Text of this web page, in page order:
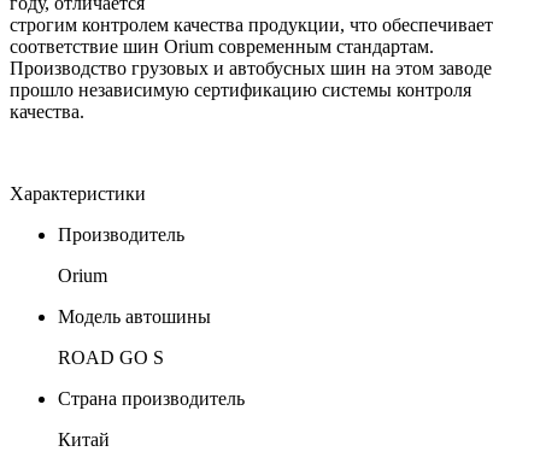
строгим контролем качества продукции, что обеспечивает
соответствие шин Orium современным стандартам.
Производство грузовых и автобусных шин на этом заводе
прошло независимую сертификацию системы контроля
качества.
Характеристики
Производитель
Orium
Модель автошины
ROAD GO S
Страна производитель
Китай